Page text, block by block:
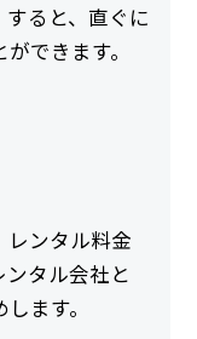
ると、直ぐに
できます。
レンタル料金
タル会社と
ます。